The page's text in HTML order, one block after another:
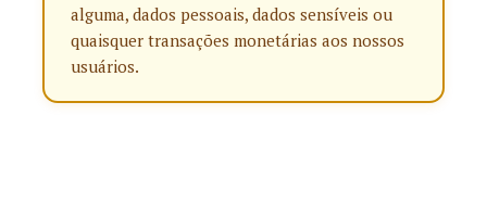
alguma, dados pessoais, dados sensíveis ou
quaisquer transações monetárias aos nossos
usuários.